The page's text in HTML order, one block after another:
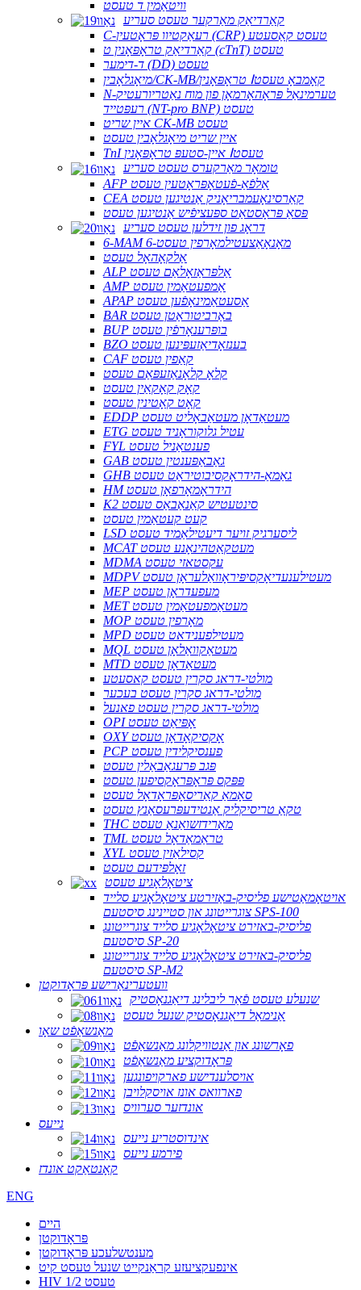
וויטאַמין ד טעסט
קאַרדיאַק מאַרקער טעסט סעריע
C-רעאַקטיוו פּראָטעין (CRP) טעסט קאַסעטע
קאַרדיאַק טראָפּאָנין ט (cTnT) טעסט
ד-דימער (DD) טעסט
מיאָגלאָבין/CK-MB/טראָפּאָנין Ⅰקאָמבאָ טעסט
N-טערמינאַל פּראָהאָרמאָן פון מוח נאַטריורעטיק
רעפּטייד (NT-pro BNP) טעסט
איין שריט CK-MB טעסט
איין שריט מיאָגלאָבין טעסט
TnI איין-סטעפּ טראָפּאָנין Ⅰטעסט
טומאָר מאַרקערס טעסט סעריע
AFP אַלפֿאַ-פֿעטאָפּראָטעין טעסט
CEA קאַרסינאָעמבריאָניק אַנטיגען טעסט
פּסאַ פּראָסטאַט ספּעציפֿיש אַנטיגען טעסט
דראָג פון זידלען טעסט סעריע
6-MAM 6-מאָנאָאַצעטילמאָרפין טעסט
אַלקאָהאָל טעסט
ALP אַלפּראַזאָלאַם טעסט
AMP אַמפעטאַמין טעסט
APAP אַסעטאַמינאָפֿען טעסט
BAR באַרביטוראַטן טעסט
BUP בופּרענאָרפֿין טעסט
BZO בענזאָדיאַזעפּינען טעסט
CAF קאַפין טעסט
קלאָ קלאָנאַזעפּאַם טעסט
קאָק קאָקאַין טעסט
קאָט קאָטינין טעסט
EDDP מעטאַדאָן מעטאַבאָליט טעסט
ETG עטיל גלוקוראָניד טעסט
FYL פענטאַניל טעסט
GAB גאַבאַפּענטין טעסט
GHB גאַמאַ-הידראָקסיבוטיראַט טעסט
HM הידראָמאָרפאָן טעסט
K2 סינטעטיש קאַנאַבאַס טעסט
קעט קעטאַמין טעסט
LSD ליסערגיק זויער דיעטילאַמיד טעסט
MCAT מעטקאַטהינאָנע טעסט
MDMA עקסטאזי טעסט
MDPV מעטילענעדיאָקסיפּיראָוואַלעראָן טעסט
MEP מעפעדראָן טעסט
MET מעטאַמפעטאַמין טעסט
MOP מאָרפין טעסט
MPD מעטילפענידאט טעסט
MQL מעטאַקוואַלאָן טעסט
MTD מעטאַדאָן טעסט
מולטי-דראג סקרין טעסט קאסעטע
מולטי-דראג סקרין טעסט בעכער
מולטי-דראג סקרין טעסט פאנעל
OPI אָפּיאַט טעסט
OXY אָקסיקאָדאָן טעסט
PCP פענסיקלידין טעסט
פּגב פּרעגאַבאַלין טעסט
פּפּקס פּראָפּראָקסיפען טעסט
סאָמאַ קאַריסאָפּראָדאָל טעסט
טקאַ טריסיקליק אַנטידעפּרעסאַנץ טעסט
THC מאַרידזשואַנאַ טעסט
TML טראַמאַדאָל טעסט
XYL קסילאַזין טעסט
זאָלפּידעם טעסט
ציטאָלאָגיע טעסט
אויטאָמאַטישע פליסיק-באַזירטע ציטאָלאָגיע סלייד
צוגרייטונג און סטיינינג סיסטעם SPS-100
פליסיק-באזירט ציטאָלאָגיע סלייד צוגרייטונג
סיסטעם SP-20
פליסיק-באזירט ציטאָלאָגיע סלייד צוגרייטונג
סיסטעם SP-M2
וועטערינאַרישע פּראָדוקטן
שנעלע טעסט פֿאַר ליבלינג דיאַגנאָסטיק
אַנימאַל דיאַגנאָסטיק שנעל טעסט
מאַנשאַפֿט שאָו
פאָרשונג און אַנטוויקלונג מאַנשאַפֿט
פּראָדוקציע מאַנשאַפֿט
אויסלענדישע פארקויפונגען
פארוואס אונז אויסקלויבן
אונדזער סערוויס
נייעס
אינדוסטריע נייעס
פירמע נייעס
קאָנטאַקט אונדז
ENG
היים
פּראָדוקטן
מענטשלעכע פּראָדוקטן
אינפעקציעזע קראַנקייט שנעל טעסט קיט
HIV 1/2 טעסט